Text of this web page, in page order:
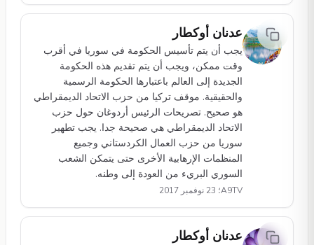
عدنان أوكطار
يجب أن يتم تأسيس الحكومة في سوريا في أقرب
وقت ممكن، ويجب أن يتم تقديم هذه الحكومة
الجديدة إلى العالم باعتبارها الحكومة الرسمية
والحقيقية. موقف تركيا من حزب الاتحاد الديمقراطي
هو صحيح. تصريحات الرئيس أردوغان حول حزب
الاتحاد الديمقراطي هي صحيحة جدا. يجب تطهير
سوريا من حزب العمال الكردستاني وجميع
المنظمات الإرهابية الأخرى حتى يتمكن الشعب
السوري البريء من العودة إلى وطنه.
A9TV؛ 23 نوفمبر 2017
عدنان أوكطار